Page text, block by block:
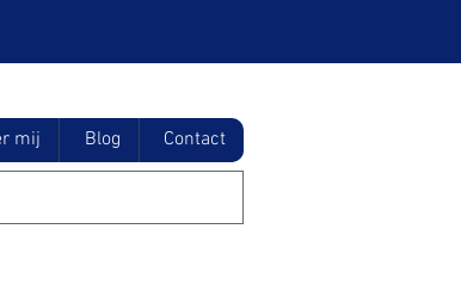
mij Blog Contact